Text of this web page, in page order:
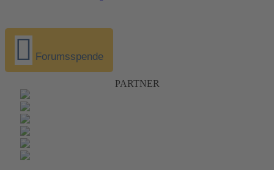
Forumsspende
PARTNER